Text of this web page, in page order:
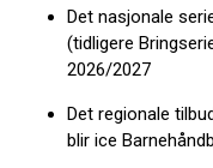
Det nasjonale
(tidligere
2026/2027
Det regionale
blir ice